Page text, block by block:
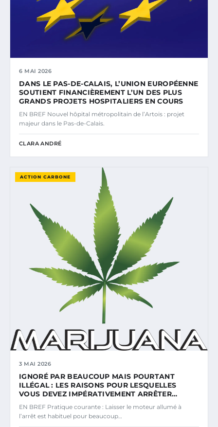
6 MAI 2026
DANS LE PAS-DE-CALAIS, L’UNION EUROPÉENNE
SOUTIENT FINANCIÈREMENT L’UN DES PLUS
GRANDS PROJETS HOSPITALIERS EN COURS
EN BREF Nouvel hôpital métropolitain de l’Artois : projet
majeur dans le Pas-de-Calais.
CLARA ANDRÉ
ACTION CARBONE
3 MAI 2026
IGNORÉ PAR BEAUCOUP MAIS POURTANT
ILLÉGAL : LES RAISONS POUR LESQUELLES
VOUS DEVEZ IMPÉRATIVEMENT ARRÊTER…
EN BREF Pratique courante : Laisser le moteur allumé à
l’arrêt est habituel pour beaucoup…